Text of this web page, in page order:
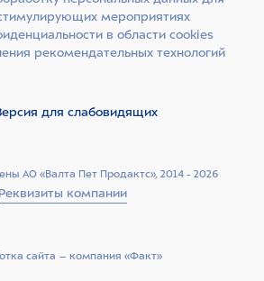
АО «Валта Пет Продактс», 2014 - 2026
Реквизиты компании
мероприятиях
в области cookies
рекомендательных технологий
для слабовидящих
сайта –­ компания «Факт»